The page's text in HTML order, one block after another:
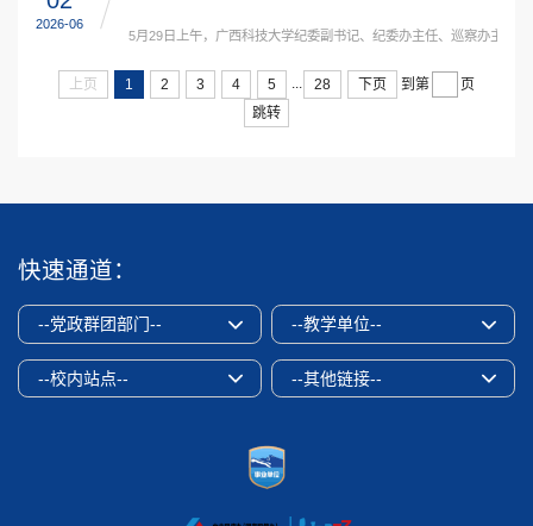
2026-06
5月29日上午，广西科技大学纪委副书记、纪委办主任、巡察办主任
上页 1 2 3 4 5 ... 28 下页 到第
页
跳转
快速通道：
--党政群团部门-- --教学单位--
--校内站点-- --其他链接--